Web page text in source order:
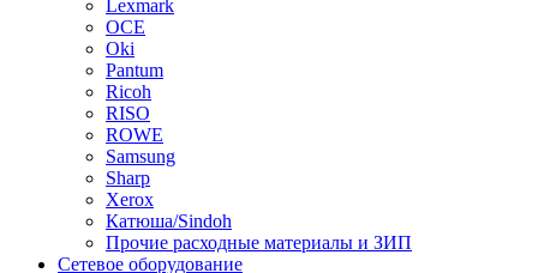
Lexmark
OCE
Oki
Pantum
Ricoh
RISO
ROWE
Samsung
Sharp
Xerox
Катюша/Sindoh
Прочие расходные материалы и ЗИП
Сетевое оборудование